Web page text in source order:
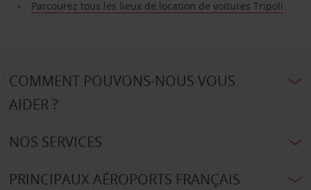
Parcourez tous les lieux de location de voitures Tripoli
COMMENT POUVONS-NOUS VOUS
AIDER ?
NOS SERVICES
PRINCIPAUX AÉROPORTS FRANÇAIS